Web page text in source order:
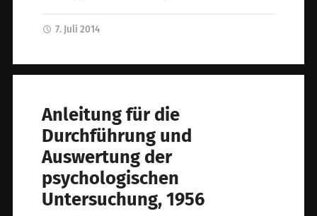
7. Juli 2014
Anleitung für die
Durchführung und
Auswertung der
psychologischen
Untersuchung, 1956